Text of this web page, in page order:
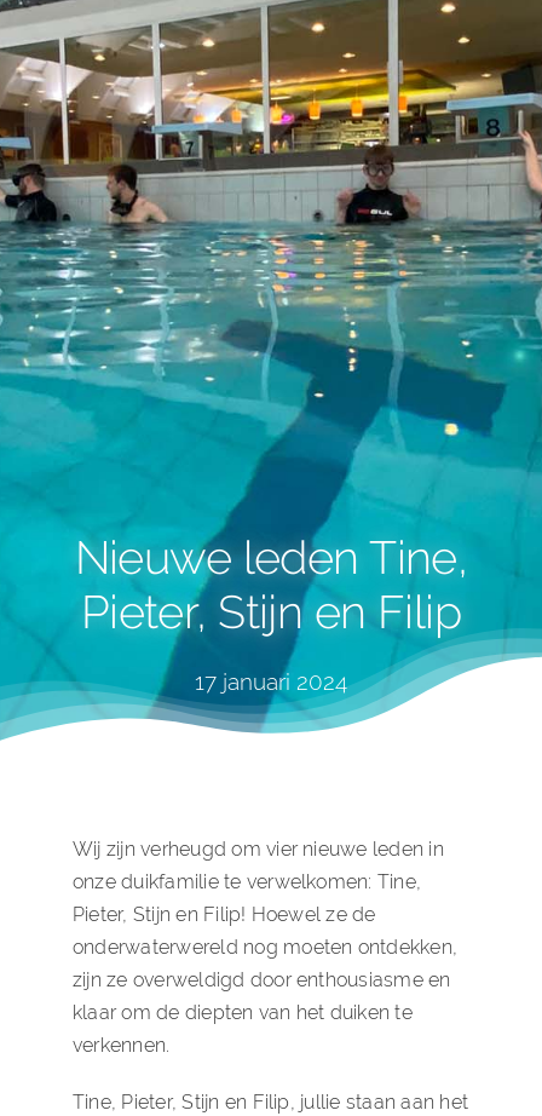
naar:
Nieuwe leden Tine,
Pieter, Stijn en Filip
17 januari 2024
Wij zijn verheugd om vier nieuwe leden in
onze duikfamilie te verwelkomen: Tine,
Pieter, Stijn en Filip! Hoewel ze de
onderwaterwereld nog moeten ontdekken,
zijn ze overweldigd door enthousiasme en
klaar om de diepten van het duiken te
verkennen.
Tine, Pieter, Stijn en Filip, jullie staan aan het